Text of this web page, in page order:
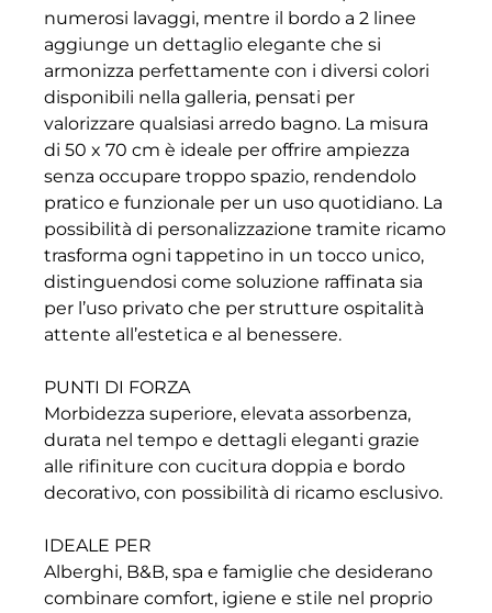
numerosi lavaggi, mentre il bordo a 2 linee
aggiunge un dettaglio elegante che si
armonizza perfettamente con i diversi colori
disponibili nella galleria, pensati per
valorizzare qualsiasi arredo bagno. La misura
di 50 x 70 cm è ideale per offrire ampiezza
senza occupare troppo spazio, rendendolo
pratico e funzionale per un uso quotidiano. La
possibilità di personalizzazione tramite ricamo
trasforma ogni tappetino in un tocco unico,
distinguendosi come soluzione raffinata sia
per l’uso privato che per strutture ospitalità
attente all’estetica e al benessere.
PUNTI DI FORZA
Morbidezza superiore, elevata assorbenza,
durata nel tempo e dettagli eleganti grazie
alle rifiniture con cucitura doppia e bordo
decorativo, con possibilità di ricamo esclusivo.
IDEALE PER
Alberghi, B&B, spa e famiglie che desiderano
combinare comfort, igiene e stile nel proprio